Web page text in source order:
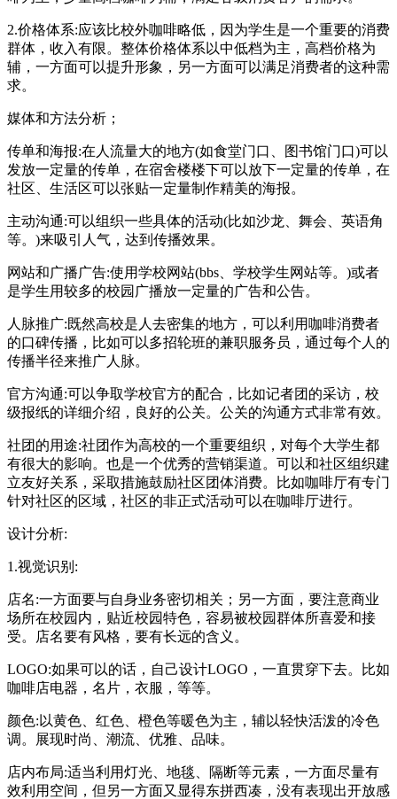
2.价格体系:应该比校外咖啡略低，因为学生是一个重要的消费
群体，收入有限。整体价格体系以中低档为主，高档价格为
辅，一方面可以提升形象，另一方面可以满足消费者的这种需
求。
媒体和方法分析；
传单和海报:在人流量大的地方(如食堂门口、图书馆门口)可以
发放一定量的传单，在宿舍楼楼下可以放下一定量的传单，在
社区、生活区可以张贴一定量制作精美的海报。
主动沟通:可以组织一些具体的活动(比如沙龙、舞会、英语角
等。)来吸引人气，达到传播效果。
网站和广播广告:使用学校网站(bbs、学校学生网站等。)或者
是学生用较多的校园广播放一定量的广告和公告。
人脉推广:既然高校是人去密集的地方，可以利用咖啡消费者
的口碑传播，比如可以多招轮班的兼职服务员，通过每个人的
传播半径来推广人脉。
官方沟通:可以争取学校官方的配合，比如记者团的采访，校
级报纸的详细介绍，良好的公关。公关的沟通方式非常有效。
社团的用途:社团作为高校的一个重要组织，对每个大学生都
有很大的影响。也是一个优秀的营销渠道。可以和社区组织建
立友好关系，采取措施鼓励社区团体消费。比如咖啡厅有专门
针对社区的区域，社区的非正式活动可以在咖啡厅进行。
设计分析:
1.视觉识别:
店名:一方面要与自身业务密切相关；另一方面，要注意商业
场所在校园内，贴近校园特色，容易被校园群体所喜爱和接
受。店名要有风格，要有长远的含义。
LOGO:如果可以的话，自己设计LOGO，一直贯穿下去。比如
咖啡店电器，名片，衣服，等等。
颜色:以黄色、红色、橙色等暖色为主，辅以轻快活泼的冷色
调。展现时尚、潮流、优雅、品味。
店内布局:适当利用灯光、地毯、隔断等元素，一方面尽量有
效利用空间，但另一方面又显得东拼西凑，没有表现出开放感